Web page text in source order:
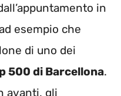
in
esempio che
di uno dei
500 di Barcellona.
avanti, gli